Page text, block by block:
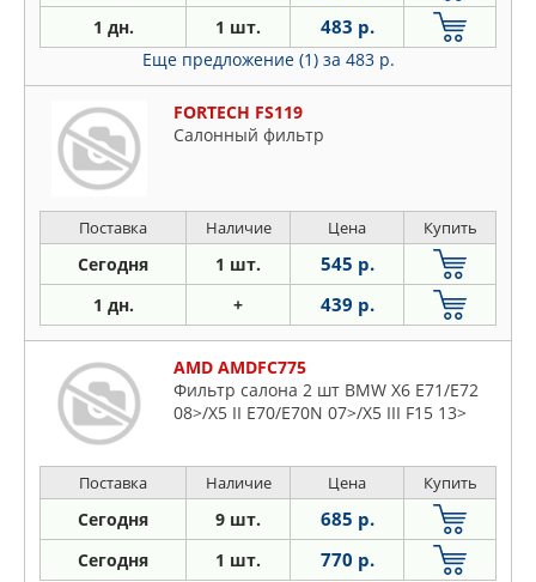
1 дн. 1 шт. 483 р.
Еще предложение (1) за 483 р.
FORTECH FS119
Салонный фильтр
Поставка Наличие Цена Купить
Сегодня 1 шт. 545 р.
1 дн. + 439 р.
AMD AMDFC775
Фильтр салона 2 шт BMW X6 E71/E72
08>/X5 II E70/E70N 07>/X5 III F15 13>
Поставка Наличие Цена Купить
Сегодня 9 шт. 685 р.
Сегодня 1 шт. 770 р.